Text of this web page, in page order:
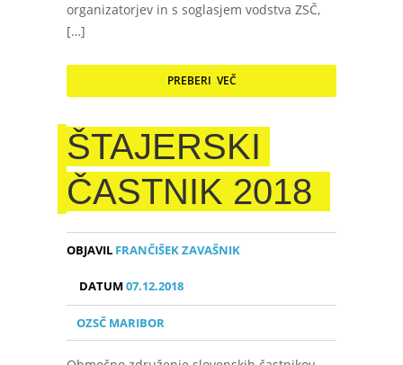
organizatorjev in s soglasjem vodstva ZSČ,
[…]
PREBERI VEČ
ŠTAJERSKI
ČASTNIK 2018
OBJAVIL FRANČIŠEK ZAVAŠNIK
DATUM07.12.2018
OZSČ MARIBOR